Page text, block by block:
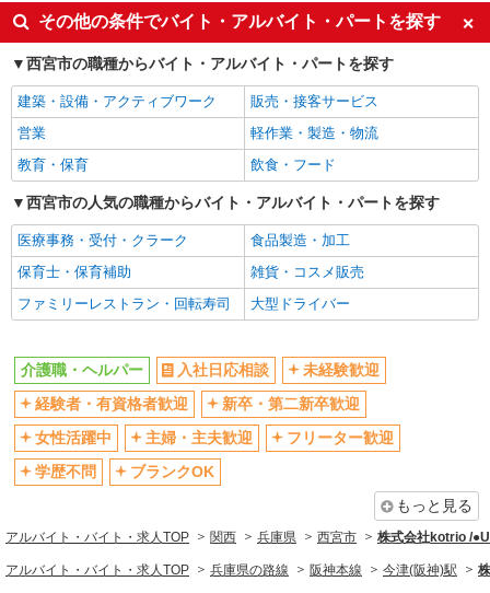
支給 通勤手当 年末年始手当：380円/時 寸志あ
り：年2回（6月・12月） ※業績による 特別報
支給実績 ※処遇改善手当は試用期間中(3ヶ月)は支
給なし
詳細を見る
パート
香櫨園ケアセンターそよ風：RO35889
デイサービス 介護スタッフ
【時給】1,316円〜1,500円 ▼給与詳細 処遇改
善手当：200円/時 ▼下記別途支給 通勤手当 年末
年始手当：380円/時 寸志あり：年2回（6月・12
月） ※業績による ※処遇改善手当は試用期間中(3
ヶ月)は支給なし
キープ 詳細を見る
パート
ショートステイ 介護スタッフ
【時給】1,316円〜1,500円 ▼給与詳細 処遇改
善手当：200円/時 ▼下記別途支給 通勤手当 年末
年始手当：380円/時 寸志あり：年2回（6月・12
月） ※業績による ※処遇改善手当は試用期間中(3
ヶ月)は支給なし
兵庫県西宮市上葭原町4-21
キープ 詳細を見る
契約社員
香櫨園ケアセンターそよ風：RO9252
同じ特徴から今津(阪神)駅の求人を探す
入社日応相談
未経験歓迎
経験者・有資格者歓迎
新卒・第二新卒歓迎
女性活躍中
主婦・主夫歓迎
フリーター歓迎
学歴不問
ブランクOK
ミドル（40代～）活躍中
エルダー（50代～）活躍中
シニア（60代～）活躍中
高収入・高額
ボーナス・賞与あり
昇給あり
完全週休2日制
フルタイム歓迎
禁煙・分煙
バイク通勤OK
自転車通勤OK
残業少なめ（月20h未満）
交通費支給
社会保険あり
産休・育休取得実績あり
退職金・財形貯蓄制度あり
その他の条件でバイト・アルバイト・パートを探す
西宮市の職種からバイト・アルバイト・パートを探す
建築・設備・アクティブワーク
販売・接客サービス
営業
軽作業・製造・物流
教育・保育
飲食・フード
西宮市の人気の職種からバイト・アルバイト・パートを探す
医療事務・受付・クラーク
食品製造・加工
保育士・保育補助
雑貨・コスメ販売
ファミリーレストラン・回転寿司
大型ドライバー
介護職・ヘルパー 入社日応相談
未経験歓迎
経験者・有資格者歓迎
新卒・第二新卒歓迎
女性活躍中
主婦・主夫歓迎
フリーター歓迎
学歴不問
ブランクOK
もっと見る
アルバイト・バイト・求人TOP 関西 兵庫県 西宮市 株式会社kotrio /
アルバイト・バイト・求人TOP 兵庫県の路線 阪神本線 今津(阪神)駅